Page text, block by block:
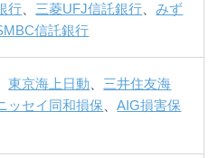
行 三菱UFJ信託銀行 、みず
信託銀行
、東京海上日動
三井住友海
ッセイ同和損保 、AIG損害保